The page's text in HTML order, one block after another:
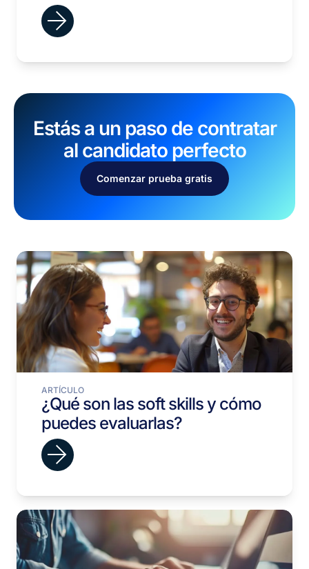
Estás a un paso de contratar
al candidato perfecto
Comenzar prueba gratis
ARTÍCULO
¿Qué son las soft skills y cómo
puedes evaluarlas?